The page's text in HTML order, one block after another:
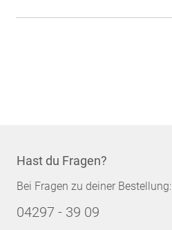
Hast du Fragen?
Bei Fragen zu deiner Bestellung:
04297 - 39 09